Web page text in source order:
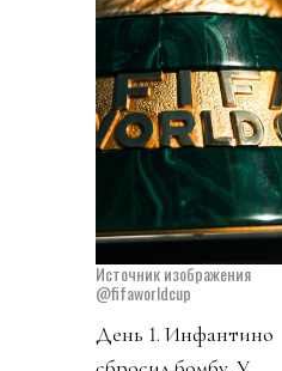
Источник изображения
@fifaworldcup
День 1. Инфантино